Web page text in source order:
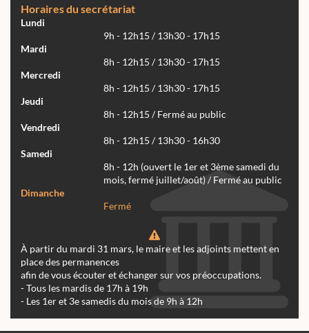
Horaires du secrétariat
Lundi
9h - 12h15 / 13h30 - 17h15
Mardi
8h - 12h15 / 13h30 - 17h15
Mercredi
8h - 12h15 / 13h30 - 17h15
Jeudi
8h - 12h15 / Fermé au public
Vendredi
8h - 12h15 / 13h30 - 16h30
Samedi
8h - 12h (ouvert le 1er et 3ème samedi du
mois, fermé juillet/août) / Fermé au public
Dimanche
Fermé
À partir du mardi 31 mars, le maire et les adjoints mettent en
place des permanences
afin de vous écouter et échanger sur vos préoccupations.
- Tous les mardis de 17h à 19h
- Les 1er et 3e samedis du mois de 9h à 12h